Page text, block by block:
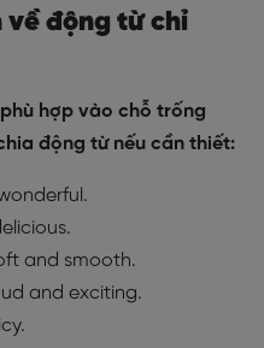
về động từ chỉ
hợp vào chỗ trống
động từ nếu cần thiết:
and smooth.
and exciting.